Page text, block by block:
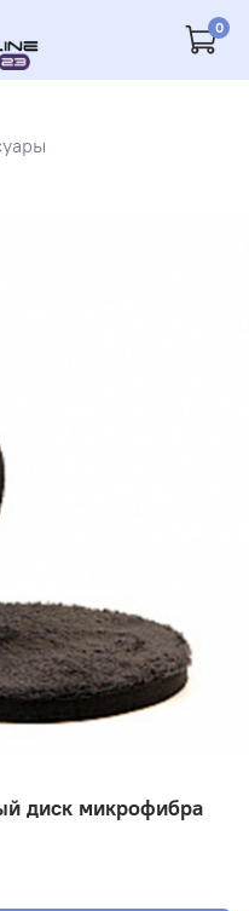
0
диск микрофибра